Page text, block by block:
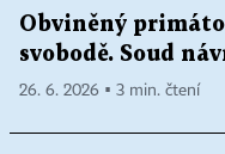
Obviněný
svobodě. Soud
26. 6. 2026 ▪ 3 min. čtení